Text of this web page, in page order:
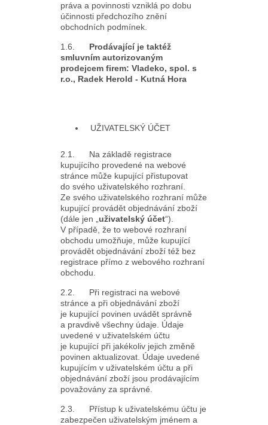
práva a povinnosti vzniklá po dobu
účinnosti předchozího znění
obchodních podmínek.
1.6. Prodávající je taktéž
smluvním autorizovaným
prodejcem firem: Vladeko, spol. s
r.o., Radek Herold - Kutná Hora
UŽIVATELSKÝ ÚČET
2.1. Na základě registrace
kupujícího provedené na webové
stránce může kupující přistupovat
do svého uživatelského rozhraní.
Ze svého uživatelského rozhraní může
kupující provádět objednávání zboží
(dále jen „ uživatelský účet“).
V případě, že to webové rozhraní
obchodu umožňuje, může kupující
provádět objednávání zboží též bez
registrace přímo z webového rozhraní
obchodu.
2.2. Při registraci na webové
stránce a při objednávání zboží
je kupující povinen uvádět správně
a pravdivě všechny údaje. Údaje
uvedené v uživatelském účtu
je kupující při jakékoliv jejich změně
povinen aktualizovat. Údaje uvedené
kupujícím v uživatelském účtu a při
objednávání zboží jsou prodávajícím
považovány za správné.
2.3. Přístup k uživatelskému účtu je
zabezpečen uživatelským jménem a